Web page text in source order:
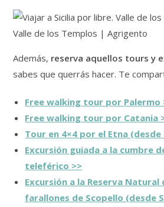
Valle de los Templos | Agrigento
Además, reserva aquellos tours y
sabes que querrás hacer. Te
Free walking tour por Palermo
Free walking tour por Catania
Tour en 4×4 por el Etna (desde
Excursión guiada a la cumbre
teleférico >>
Excursión a la Reserva Natural
farallones de Scopello (desde